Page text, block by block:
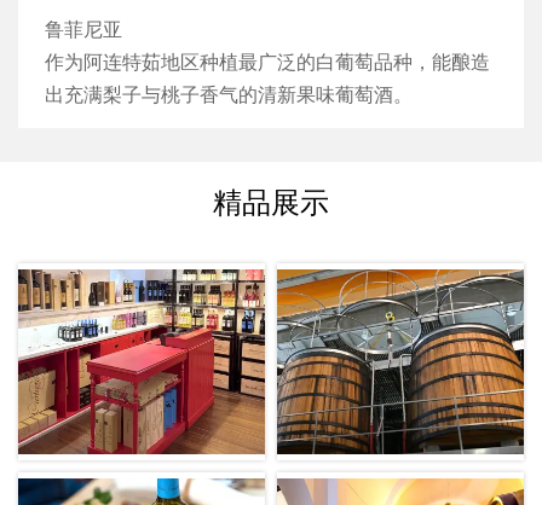
鲁菲尼亚
作为阿连特茹地区种植最广泛的白葡萄品种，能酿造
出充满梨子与桃子香气的清新果味葡萄酒。
葡萄汁冷却与澄清。发酵在可控温度16°C的不锈钢罐
中进行。发酵完成后，进行过滤、调配、酒石酸稳定
与蛋白质稳定、最终过滤以及装瓶。
精品展示